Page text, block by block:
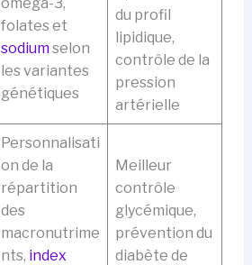
folates et
sodiumselon
les variantes
génétiques
du profil
lipidique,
contrôle de la
pression
artérielle
Personnalisati
on de la
répartition
des
macronutrime
nts, index
Meilleur
contrôle
glycémique,
prévention du
diabète de